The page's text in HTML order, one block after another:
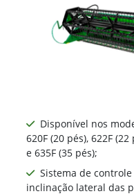
Disponível nos
620F (20 pés), 622F
e 635F (35 pés);
Sistema de
inclinação lateral das